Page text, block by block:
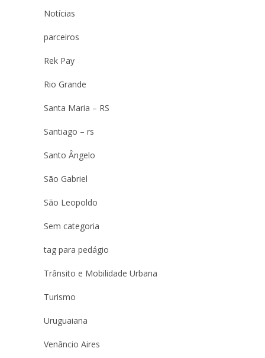
Notícias
parceiros
Rek Pay
Rio Grande
Santa Maria – RS
Santiago – rs
Santo Ângelo
São Gabriel
São Leopoldo
Sem categoria
tag para pedágio
Trânsito e Mobilidade Urbana
Turismo
Uruguaiana
Venâncio Aires